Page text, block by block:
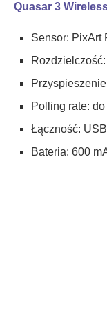
Quasar 3
Sensor: PixArt
Polling rate:
Łączność:
Bateria: 600